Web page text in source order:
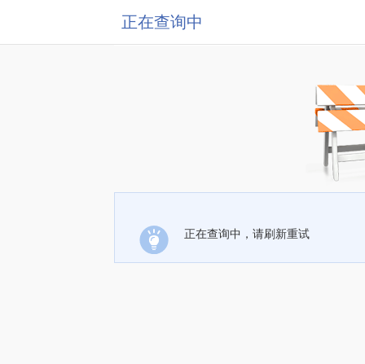
正在查询中
正在查询中，请刷新重试